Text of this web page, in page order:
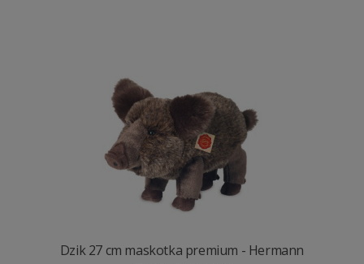
Dzik 27 cm maskotka premium - Hermann